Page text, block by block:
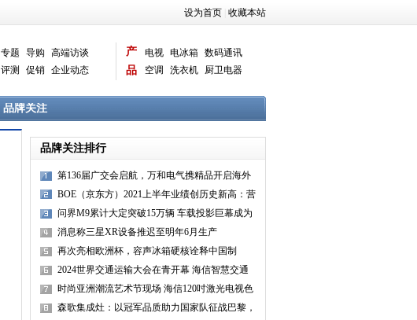
设为首页 收藏本站
专题 导购
高端访谈
评测
促销 企业动态
产
品
电视 电冰箱 数码通讯
空调
洗衣机
厨卫电器
品牌关注
品牌关注排行
第136届广交会启航，万和电气携精品开启海外
新征程
BOE（京东方）2021上半年业绩创历史新高：营
收破千亿 净利
问界M9累计大定突破15万辆 车载投影巨幕成为
主流
消息称三星XR设备推迟至明年6月生产
再次亮相欧洲杯，容声冰箱硬核诠释中国制
造“新模样”
2024世界交通运输大会在青开幕 海信智慧交通
重磅亮相
时尚亚洲潮流艺术节现场 海信120吋激光电视色
彩表现惊艳时
森歌集成灶：以冠军品质助力国家队征战巴黎，